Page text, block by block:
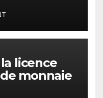
licence
monnaie